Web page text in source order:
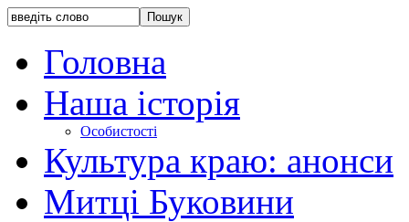
Головна
Наша історія
Особистості
Культура краю: анонси
Митці Буковини